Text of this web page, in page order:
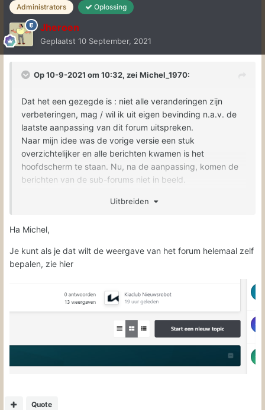
Administrators Oplossing
Jheroen
Geplaatst 10 September, 2021
Op 10-9-2021 om 10:32, zei Michel_1970:
Dat het een gezegde is : niet alle veranderingen zijn
verbeteringen, mag / wil ik uit eigen bevinding n.a.v. de
laatste aanpassing van dit forum uitspreken.
Naar mijn idee was de vorige versie een stuk
overzichtelijker en alle berichten kwamen is het
hoofdscherm te staan. Nu, na de aanpassing, komen de
berichten van de sub-forums niet in beeld.
Uitbreiden
Ha Michel,
Je kunt als je dat wilt de weergave van het forum helemaal zelf
bepalen, zie hier
Quote